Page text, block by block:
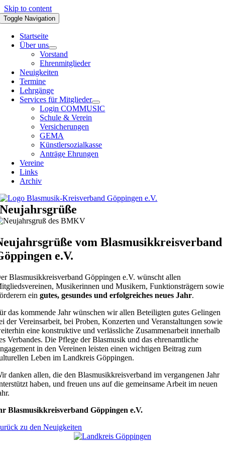
Skip to content
Toggle Navigation
Startseite
Über uns
Vorstand
Ehrenmitglieder
Neuigkeiten
Termine
Lehrgänge
Services für Mitglieder
Login COMMUSIC
Schule & Verein
Versicherungen
GEMA
Künstlersozialkasse
Anträge Ehrungen
Vereine
Links
Archiv
Neujahrsgrüße
vom Blasmusikkreisverband
e.V.
Blasmusikkreisverband Göppingen e.V. wünscht allen
Musikerinnen und Musikern, Funktionsträgern sowie
eingutes, gesundes und erfolgreiches neues Jahr.
das kommende Jahr wünschen wir allen Beteiligten gutes Gelingen
der Vereinsarbeit, bei Proben, Konzerten und Veranstaltungen sowie
eine konstruktive und verlässliche Zusammenarbeit innerhalb
Verbandes. Die Pflege der Blasmusik und das ehrenamtliche
in den Vereinen leisten einen wichtigen Beitrag zum
Leben im Landkreis Göppingen.
danken allen, die den Blasmusikkreisverband im vergangenen Jahr
haben, und freuen uns auf die gemeinsame Arbeit im neuen
Blasmusikkreisverband Göppingen e.V.
zu den Neuigkeiten